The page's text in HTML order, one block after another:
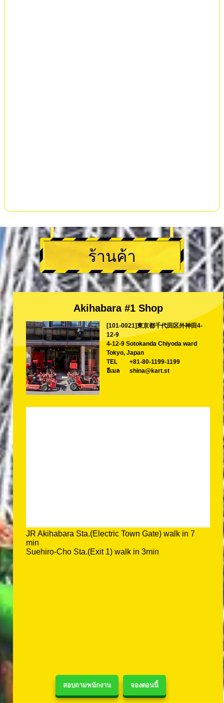
สอบถามพนักงาน จองตอนนี้
ร้านค้า
Akihabara #1 Shop
[101-0021]東京都千代田区外神田4-
12-9
4-12-9 Sotokanda Chiyoda ward
Tokyo, Japan
TEL
+81-80-1199-1199
อีเมล
shina@kart.st
JR Akihabara Sta.(Electric Town Gate) walk in 7
min
Suehiro-Cho Sta.(Exit 1) walk in 3min